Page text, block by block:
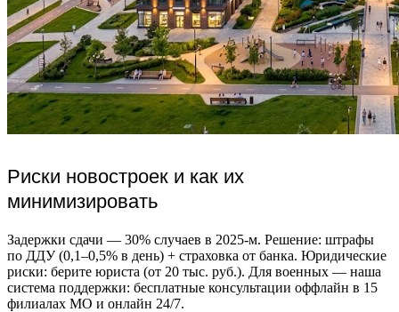
Риски новостроек и как их
минимизировать
Задержки сдачи — 30% случаев в 2025-м. Решение: штрафы
по ДДУ (0,1–0,5% в день) + страховка от банка. Юридические
риски: берите юриста (от 20 тыс. руб.). Для военных — наша
система поддержки: бесплатные консультации оффлайн в 15
филиалах МО и онлайн 24/7.